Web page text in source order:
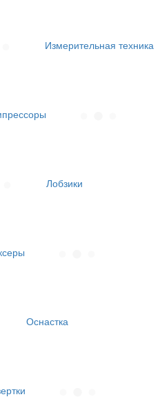
Измерительная техника
Лобзики
Оснастка